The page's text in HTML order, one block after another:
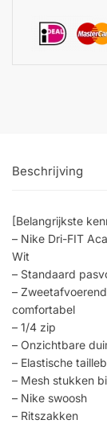
Beschrijving
[Belangrijkste
– Nike Dri-FIT
Wit
– Standaard
–
comfortabel
– 1/4 zip
– Onzichtbare
– Elastische
– Mesh stukken
– Nike swoosh
– Ritszakken